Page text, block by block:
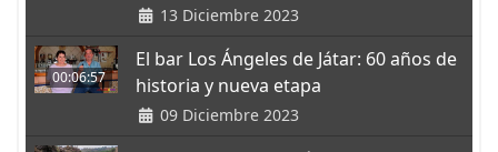
13 Diciembre 2023
00:06:57
El bar Los Ángeles de Játar: 60 años de
historia y nueva etapa
09 Diciembre 2023